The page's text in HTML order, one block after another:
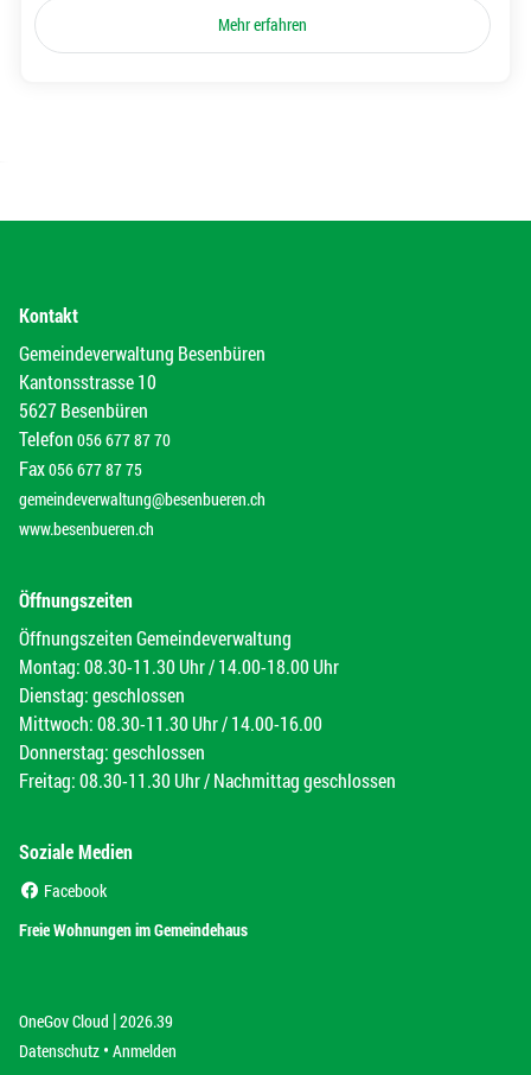
Mehr erfahren
Kontakt
Gemeindeverwaltung Besenbüren
Kantonsstrasse 10
5627 Besenbüren
Telefon 056 677 87 70
Fax056 677 87 75
gemeindeverwaltung@besenbueren.ch
www.besenbueren.ch
Öffnungszeiten
Öffnungszeiten Gemeindeverwaltung
Montag: 08.30-11.30 Uhr / 14.00-18.00 Uhr
Dienstag: geschlossen
Mittwoch: 08.30-11.30 Uhr / 14.00-16.00
Donnerstag: geschlossen
Freitag: 08.30-11.30 Uhr / Nachmittag geschlossen
Soziale Medien
Facebook
Freie Wohnungen im Gemeindehaus
OneGov Cloud (External Link)
|2026.39
Datenschutz (External Link)
Anmelden